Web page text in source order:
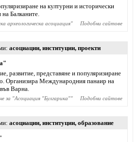
на културни и исторически
Балканите.
археологическа асоциация" Подобни сайтове
асоциации, институции, проекти
развитие, представяне и популяризиране
Организира Международния панаир на
Варна.
за "Асоциация "Булгарика"" Подобни сайтове
асоциации, институции, образование